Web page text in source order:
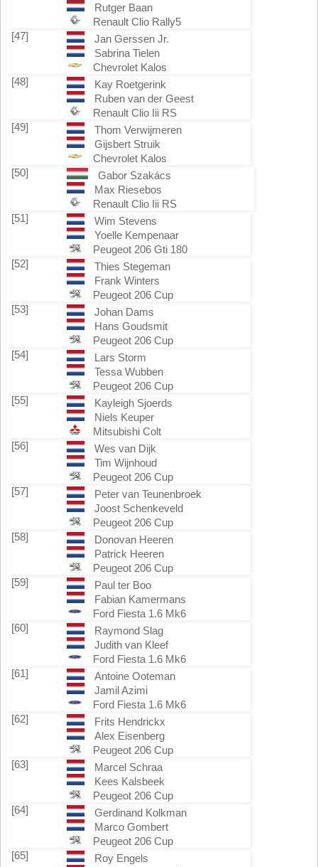
Rutger Baan
Renault Clio Rally5
[47]
Jan Gerssen Jr.
Sabrina Tielen
Chevrolet Kalos
[48]
Kay Roetgerink
Ruben van der Geest
Renault Clio Iii RS
[49]
Thom Verwijmeren
Gijsbert Struik
Chevrolet Kalos
[50]
Gabor Szakács
Max Riesebos
Renault Clio Iii RS
[51]
Wim Stevens
Yoelle Kempenaar
Peugeot 206 Gti 180
[52]
Thies Stegeman
Frank Winters
Peugeot 206 Cup
[53]
Johan Dams
Hans Goudsmit
Peugeot 206 Cup
[54]
Lars Storm
Tessa Wubben
Peugeot 206 Cup
[55]
Kayleigh Sjoerds
Niels Keuper
Mitsubishi Colt
[56]
Wes van Dijk
Tim Wijnhoud
Peugeot 206 Cup
[57]
Peter van Teunenbroek
Joost Schenkeveld
Peugeot 206 Cup
[58]
Donovan Heeren
Patrick Heeren
Peugeot 206 Cup
[59]
Paul ter Boo
Fabian Kamermans
Ford Fiesta 1.6 Mk6
[60]
Raymond Slag
Judith van Kleef
Ford Fiesta 1.6 Mk6
[61]
Antoine Ooteman
Jamil Azimi
Ford Fiesta 1.6 Mk6
[62]
Frits Hendrickx
Alex Eisenberg
Peugeot 206 Cup
[63]
Marcel Schraa
Kees Kalsbeek
Peugeot 206 Cup
[64]
Gerdinand Kolkman
Marco Gombert
Peugeot 206 Cup
[65]
Roy Engels